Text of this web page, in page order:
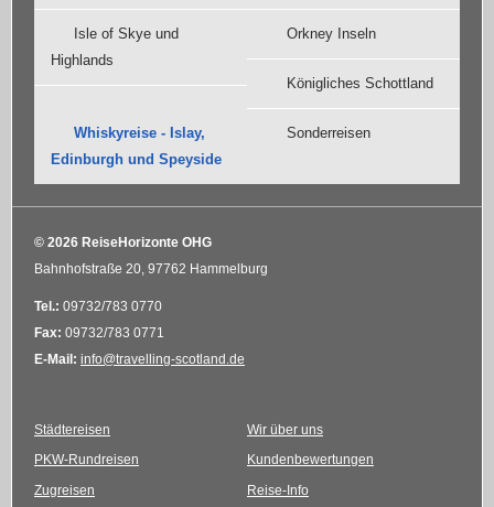
Isle of Skye und
Highlands
Orkney Inseln
Königliches Schottland
Whiskyreise - Islay,
Edinburgh und Speyside
Sonderreisen
© 2026 ReiseHorizonte OHG
Bahnhofstraße 20, 97762 Hammelburg
Tel.: 09732/783 0770
Fax: 09732/783 0771
E-Mail: info@travelling-scotland.de
Städtereisen
PKW-Rundreisen
Zugreisen
Wir über uns
Kundenbewertungen
Reise-Info